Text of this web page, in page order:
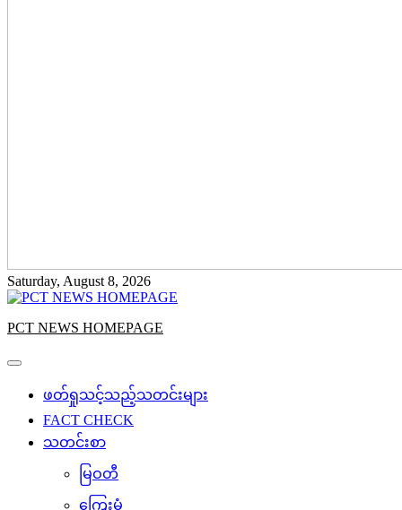
Saturday, August 8, 2026
PCT NEWS HOMEPAGE
ဖတ်ရှုသင့်သည့်သတင်းများ
FACT CHECK
သတင်းစာ
မြဝတီ
ကြေးမုံ